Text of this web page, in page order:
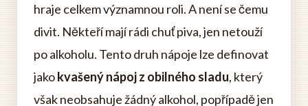
hraje celkem významnou roli. A není se čemu
divit. Někteří mají rádi chuť piva, jen netouží
po alkoholu. Tento druh nápoje lze definovat
jakokvašený nápoj z obilného sladu, který
však neobsahuje žádný alkohol, popřípadě jen